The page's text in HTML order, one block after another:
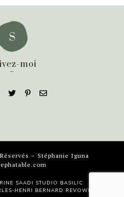
moi
_
– Stéphanie Iguna
SAADI STUDIO BASILIC
HENRI BERNARD REVOWEB